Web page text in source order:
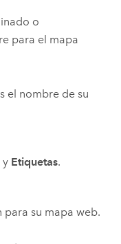
o
para el mapa
el nombre de su
y Etiquetas.
para su mapa web.